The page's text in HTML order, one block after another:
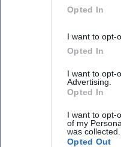
Opted In
I want to opt-
Opted In
I want to opt-
Advertising.
Opted In
I want to opt-
of my
was collected.
Opted Out